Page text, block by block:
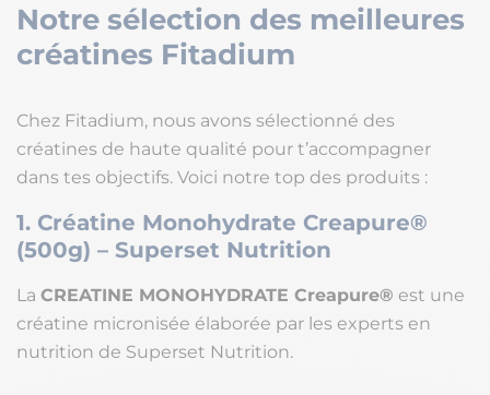
Notre sélection des meilleures
créatines Fitadium
Chez Fitadium, nous avons sélectionné des
créatines de haute qualité pour t’accompagner
dans tes objectifs. Voici notre top des produits :
1. Créatine Monohydrate Creapure®
(500g) – Superset Nutrition
La CREATINE MONOHYDRATE Creapure® est une
créatine micronisée élaborée par les experts en
nutrition de Superset Nutrition.